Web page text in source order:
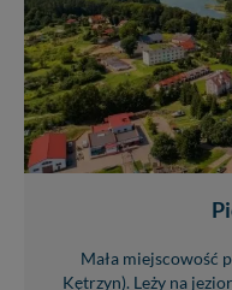
Mała miejscowość
Kętrzyn). Leży na